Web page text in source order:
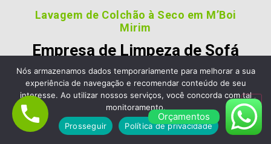
Lavagem de Colchão à Seco em M’Boi
Mirim
Empresa de Limpeza de Sofá
em M’Boi Mirim, Escolha a
Limpa Clean Limpeza de
Estofados e Colchão
Nossos clientes são fiéis pois gostara dos nossos
Orçamentos
Nós armazenamos dados temporariamente para melhorar a sua
experiência de navegação e recomendar conteúdo de seu
interesse. Ao utilizar nossos serviços, você concorda com tal
monitoramento.
Prosseguir
Política de privacidade